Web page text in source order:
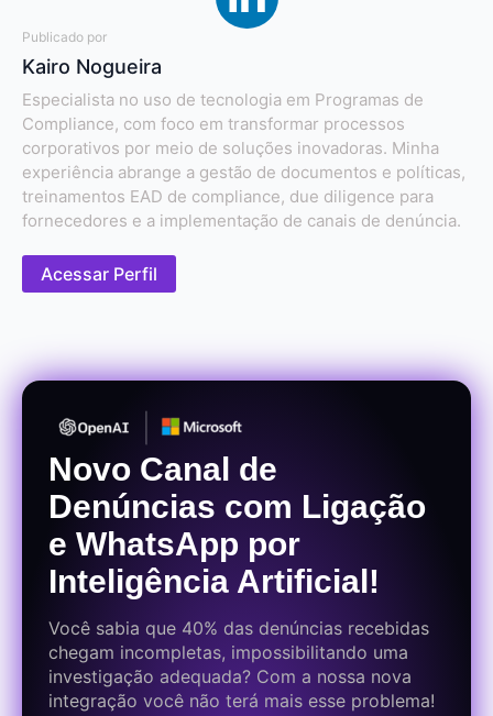
Publicado por
Kairo Nogueira
Especialista no uso de tecnologia em Programas de
Compliance, com foco em transformar processos
corporativos por meio de soluções inovadoras. Minha
experiência abrange a gestão de documentos e políticas,
treinamentos EAD de compliance, due diligence para
fornecedores e a implementação de canais de denúncia.
Acessar Perfil
Novo Canal de
Denúncias com Ligação
e WhatsApp por
Inteligência Artificial!
Você sabia que 40% das denúncias recebidas
chegam incompletas, impossibilitando uma
investigação adequada? Com a nossa nova
integração você não terá mais esse problema!